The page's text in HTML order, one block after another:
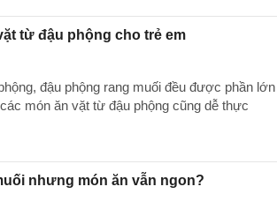
từ đậu phộng cho trẻ em
đậu phộng rang muối đều được phần lớn
món ăn vặt từ đậu phộng cũng dễ thực
nhưng món ăn vẫn ngon?